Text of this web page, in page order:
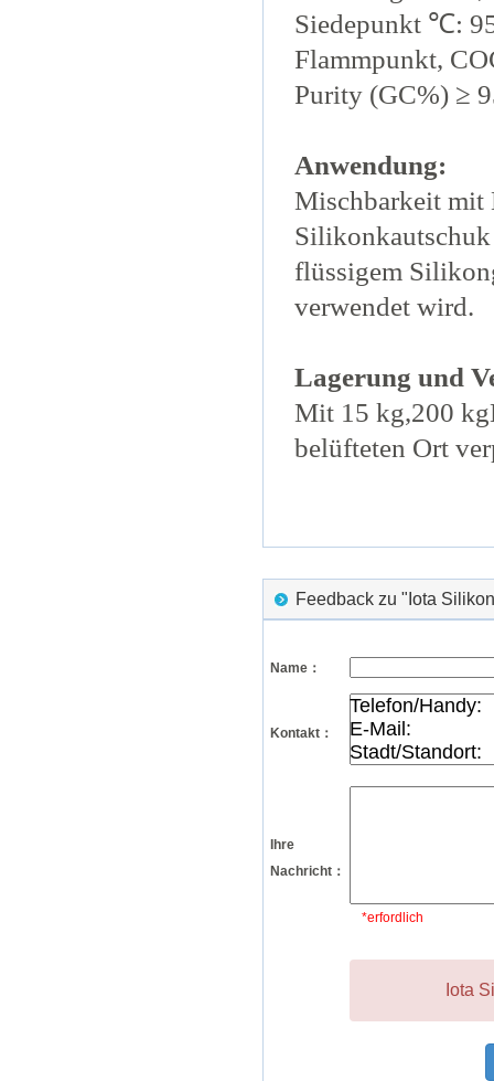
Siedepunkt ℃:
Flammpunkt,
Purity (GC%) ≥
Anwendung:
Mischbarkeit mit
Silikonkautschuk
flüssigem
verwendet wird.
Lagerung und
Mit 15 kg,200
belüfteten Ort
Feedback zu "Iota
Name：
Kontakt：
Ihre
Nachricht：
*erfordlich
Iota